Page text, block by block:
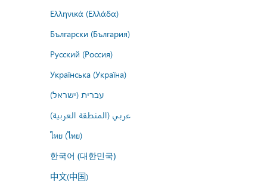
Ελληνικά (Ελλάδα)
Български (България)
Русский (Россия)
Українська (Україна)
עברית (ישראל)
عربي (المنطقة العربية)
ไทย (ไทย)
한국어 (대한민국)
中文(中国)